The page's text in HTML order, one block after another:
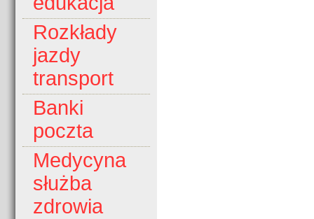
Rozkłady
jazdy
transport
Banki
poczta
Medycyna
służba
zdrowia